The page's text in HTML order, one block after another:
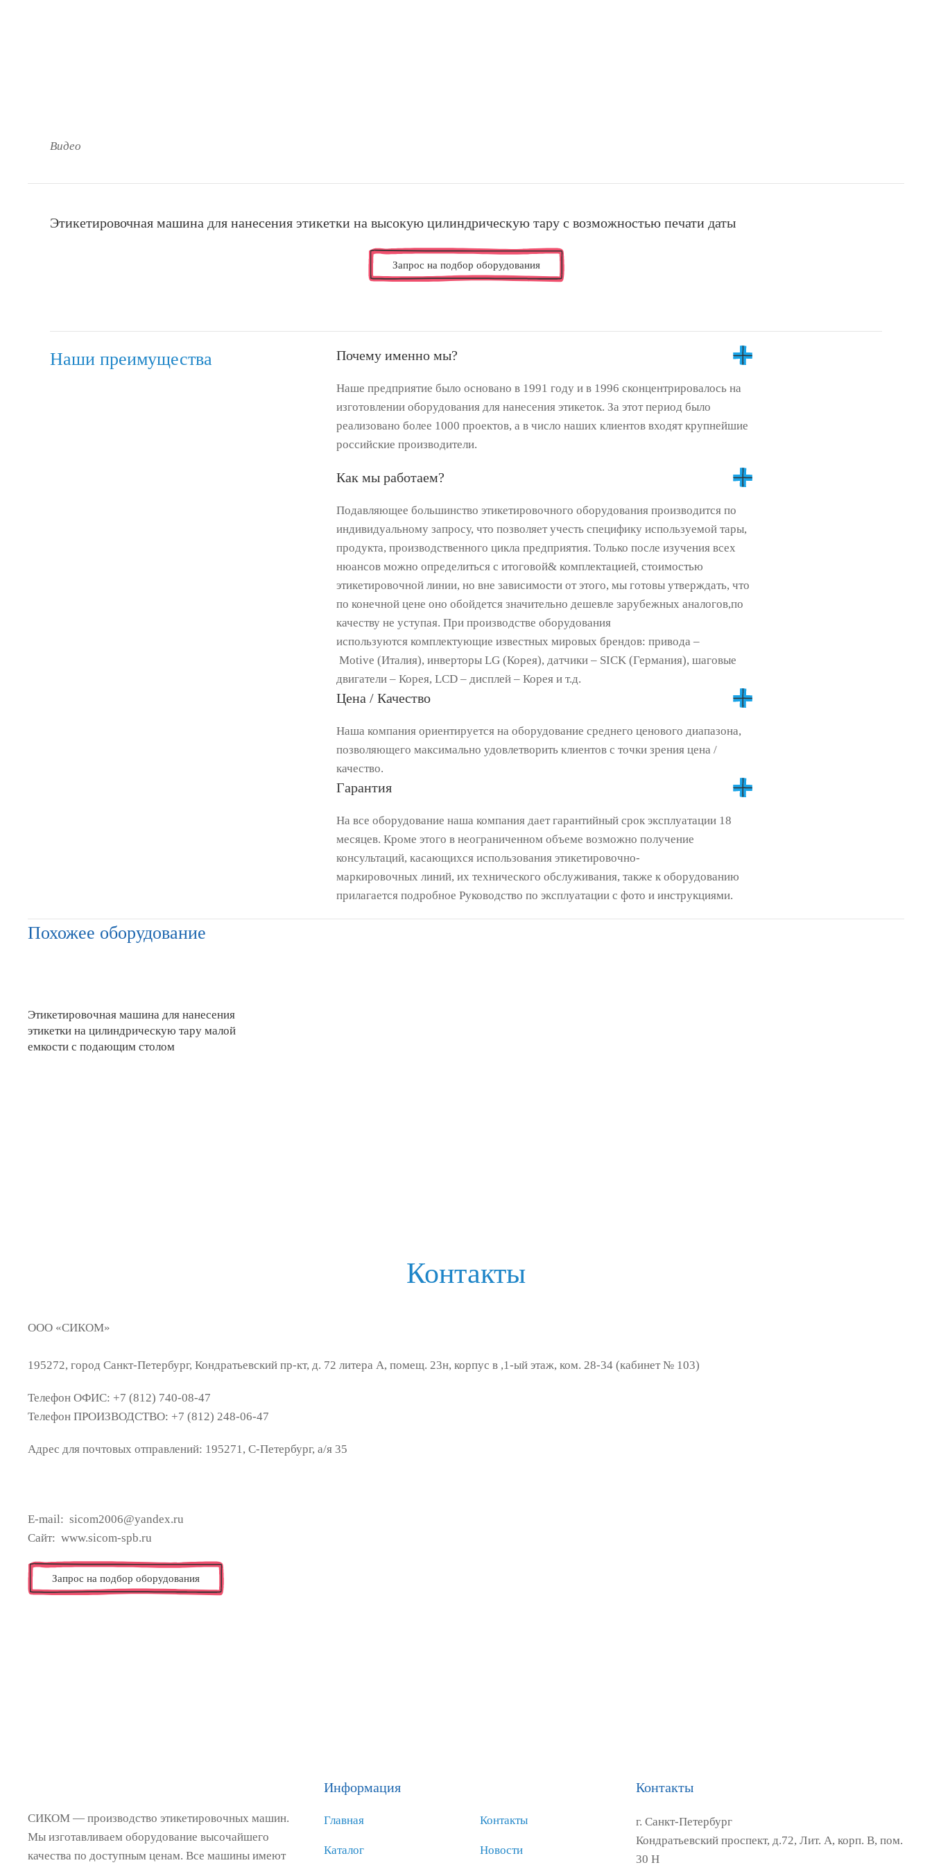
Видео
Этикетировочная машина для нанесения этикетки на высокую цилиндрическую тару с возможностью печати даты
Запрос на подбор оборудования
Наши преимущества Почему именно мы?
Наше предприятие было основано в 1991 году и в 1996 сконцентрировалось на
изготовлении оборудования для нанесения этикеток. За этот период было
реализовано более 1000 проектов, а в число наших клиентов входят крупнейшие
российские производители.
Как мы работаем?
Подавляющее большинство этикетировочного оборудования производится по
индивидуальному запросу, что позволяет учесть специфику используемой тары,
продукта, производственного цикла предприятия. Только после изучения всех
нюансов можно определиться с итоговой& комплектацией, стоимостью
этикетировочной линии, но вне зависимости от этого, мы готовы утверждать, что
по конечной цене оно обойдется значительно дешевле зарубежных аналогов,по
качеству не уступая. При производстве оборудования
используются комплектующие известных мировых брендов: привода –
Motive (Италия), инверторы LG (Корея), датчики – SICK (Германия), шаговые
двигатели – Корея, LCD – дисплей – Корея и т.д.
Цена / Качество
Наша компания ориентируется на оборудование среднего ценового диапазона,
позволяющего максимально удовлетворить клиентов с точки зрения цена /
качество.
Гарантия
На все оборудование наша компания дает гарантийный срок эксплуатации 18
месяцев. Кроме этого в неограниченном объеме возможно получение
консультаций, касающихся использования этикетировочно-
маркировочных линий, их технического обслуживания, также к оборудованию
прилагается подробное Руководство по эксплуатации с фото и инструкциями.
Похожее оборудование
Этикетировочная машина для нанесения
этикетки на цилиндрическую тару малой
емкости с подающим столом
Контакты
ООО «СИКОМ»
195272, город Санкт-Петербург, Кондратьевский пр-кт, д. 72 литера А, помещ. 23н, корпус в ,1-ый этаж, ком. 28-34 (кабинет № 103)
Телефон ОФИС: +7 (812) 740-08-47
Телефон ПРОИЗВОДСТВО: +7 (812) 248-06-47
Адрес для почтовых отправлений: 195271, С-Петербург, а/я 35
E-mail: sicom2006@yandex.ru
Сайт: www.sicom-spb.ru
Запрос на подбор оборудования
СИКОМ — производство этикетировочных машин.
Мы изготавливаем оборудование высочайшего
качества по доступным ценам. Все машины имеют
Информация
Главная
Каталог
Контакты
Новости
Контакты
г. Санкт-Петербург
Кондратьевский проспект, д.72, Лит. А, корп. В, пом.
30 Н